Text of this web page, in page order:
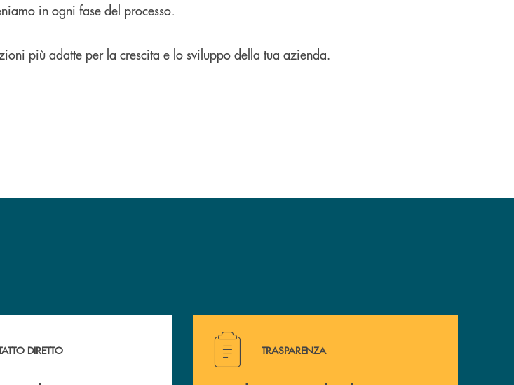
in ogni fase del processo.
più adatte per la crescita e lo sviluppo della tua azienda.
assistenza immediata ? Contattaci .
DIRETTO
Hai bisogno di alcuni documenti ? Vai alla pagina
TRASPARENZA